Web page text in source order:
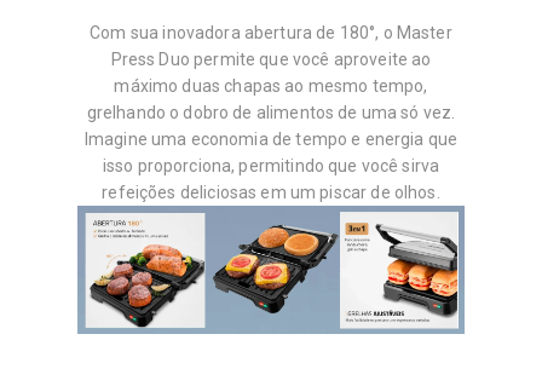
Com sua inovadora abertura de 180°, o Master
Press Duo permite que você aproveite ao
máximo duas chapas ao mesmo tempo,
grelhando o dobro de alimentos de uma só vez.
Imagine uma economia de tempo e energia que
isso proporciona, permitindo que você sirva
refeições deliciosas em um piscar de olhos.